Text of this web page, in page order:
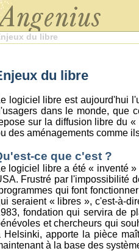
du libre
du libre
logiciel libre est aujourd'hui
dans le monde, que
sur la diffusion libre du
des aménagements comme
ce que c'est ?
logiciel libre a été « inventé
Frustré par l'impossibilité
qui font
seraient « libres », c'est-à-
fondation qui servira de
et chercheurs qui
Helsinki, apporte la pièce
à la base des